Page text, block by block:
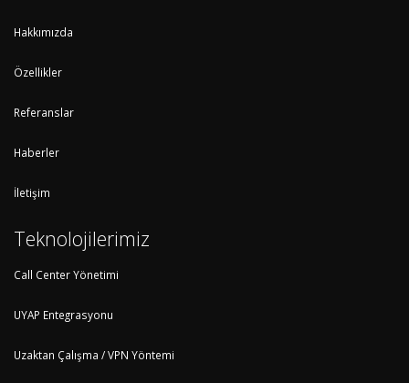
Hakkımızda
Özellikler
Referanslar
Haberler
İletişim
Teknolojilerimiz
Call Center Yönetimi
UYAP Entegrasyonu
Uzaktan Çalışma / VPN Yöntemi